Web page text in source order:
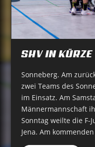
SHV IN
Sonneberg. Am
zwei Teams des
im Einsatz. Am
Männermannschaft
Sonntag weilte die F-
Jena. Am